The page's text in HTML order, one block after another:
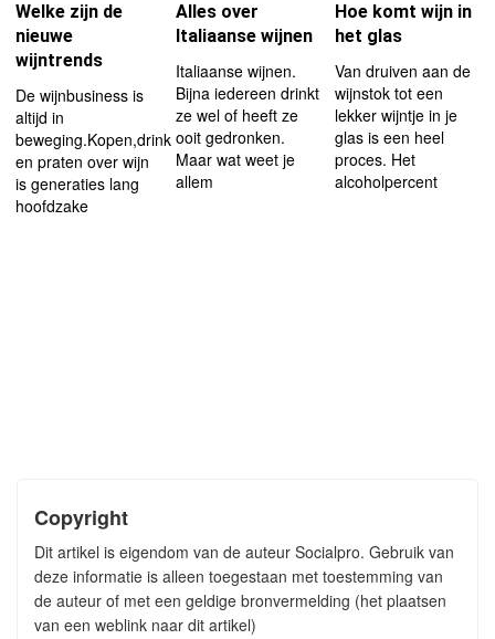
Welke zijn de
nieuwe
wijntrends
De wijnbusiness is
altijd in
beweging.Kopen,drinken
en praten over wijn
is generaties lang
hoofdzake
Alles over
Italiaanse wijnen
Italiaanse wijnen.
Bijna iedereen drinkt
ze wel of heeft ze
ooit gedronken.
Maar wat weet je
allem
Hoe komt wijn in
het glas
Van druiven aan de
wijnstok tot een
lekker wijntje in je
glas is een heel
proces. Het
alcoholpercent
Copyright
Dit artikel is eigendom van de auteur Socialpro. Gebruik van
deze informatie is alleen toegestaan met toestemming van
de auteur of met een geldige bronvermelding (het plaatsen
van een weblink naar dit artikel)